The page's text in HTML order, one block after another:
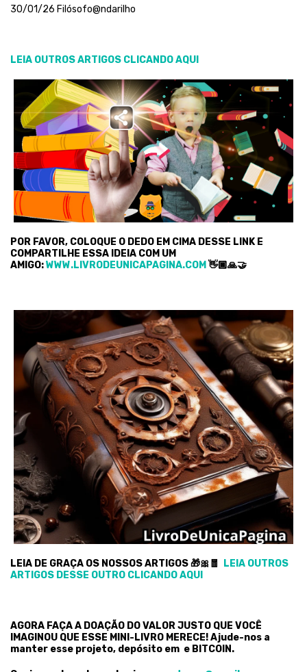
30/01/26 Filósofo@ndarilho
LEIA OUTROS ARTIGOS CLICANDO AQUI
POR FAVOR, COLOQUE O DEDO EM CIMA DESSE LINK E
COMPARTILHE ESSA IDEIA COM UM
AMIGO:WWW.LIVRODEUNICAPAGINA.COM 👋🏿🙏🤝
LEIA DE GRAÇA OS NOSSOS ARTIGOS 🎁🎀🧧 LEIA OUTROS
ARTIGOS DESSE OUTRO CLICANDO AQUI
AGORA FAÇA A DOAÇÃO DO VALOR JUSTO QUE VOCÊ
IMAGINOU QUE ESSE MINI-LIVRO MERECE! Ajude-nos a
manter esse projeto, depósito em e BITCOIN.